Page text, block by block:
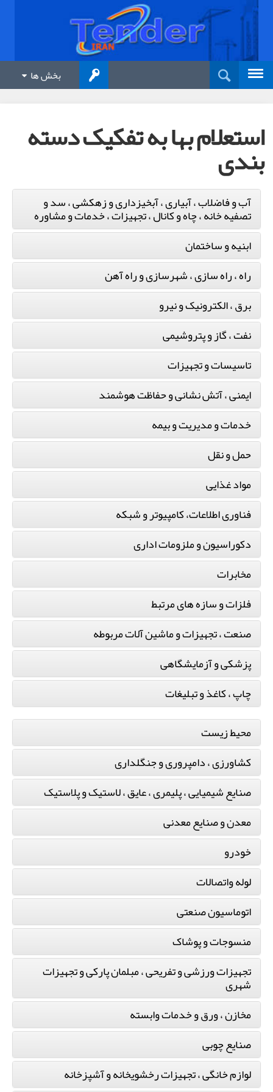
بخش ها
استعلام بها به تفکیک دسته
بندی
آب و فاضلاب ، آبیاری ، آبخیزداری و زهکشی ، سد و
تصفیه خانه ، چاه و کانال ، تجهیزات ، خدمات و مشاوره
ابنیه و ساختمان
راه ، راه سازی ، شهرسازی و راه آهن
برق ، الکترونیک و نیرو
نفت ، گاز و پتروشیمی
تاسیسات و تجهیزات
ایمنی ، آتش نشانی و حفاظت هوشمند
خدمات و مدیریت و بیمه
حمل و نقل
مواد غذایی
فناوری اطلاعات، کامپیوتر و شبکه
دکوراسیون و ملزومات اداری
مخابرات
فلزات و سازه های مرتبط
صنعت ، تجهیزات و ماشین آلات مربوطه
پزشکی و آزمایشگاهی
چاپ ، کاغذ و تبلیغات
محیط زیست
کشاورزی ، دامپروری و جنگلداری
صنایع شیمیایی ، پلیمری ، عایق ، لاستیک و پلاستیک
معدن و صنایع معدنی
خودرو
لوله واتصالات
اتوماسیون صنعتی
منسوجات و پوشاک
تجهیزات ورزشی و تفریحی ، مبلمان پارکی و تجهیزات
شهری
مخازن ، ورق و خدمات وابسته
صنایع چوبی
لوازم خانگی ، تجهیزات رخشویخانه و آشپزخانه